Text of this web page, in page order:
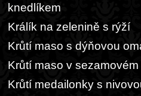
knedlíkem
Králík na zelenině s rýží
Krůtí maso s dýňovou
Krůtí maso v
Krůtí medailonky s